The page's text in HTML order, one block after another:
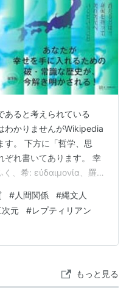
あると考えられている
わかりませんがWikipedia
す。 下方に「哲学、思
ぞれ書いてあります。 幸
、希: εὐδαιμονία、羅:
う。人間は古来、幸福で
てきた。 幸福について
のような生き方をすべ
した文章・書物は「幸福
#人間関係 #縄文人
次元 #レプティリアン
もっと見る